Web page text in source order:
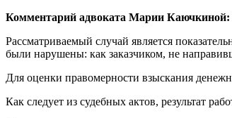
Комментарий адвоката Марии Каючкиной:
Рассматриваемый случай является
были нарушены: как заказчиком, не
Для оценки правомерности взыскания
Как следует из судебных актов, результат